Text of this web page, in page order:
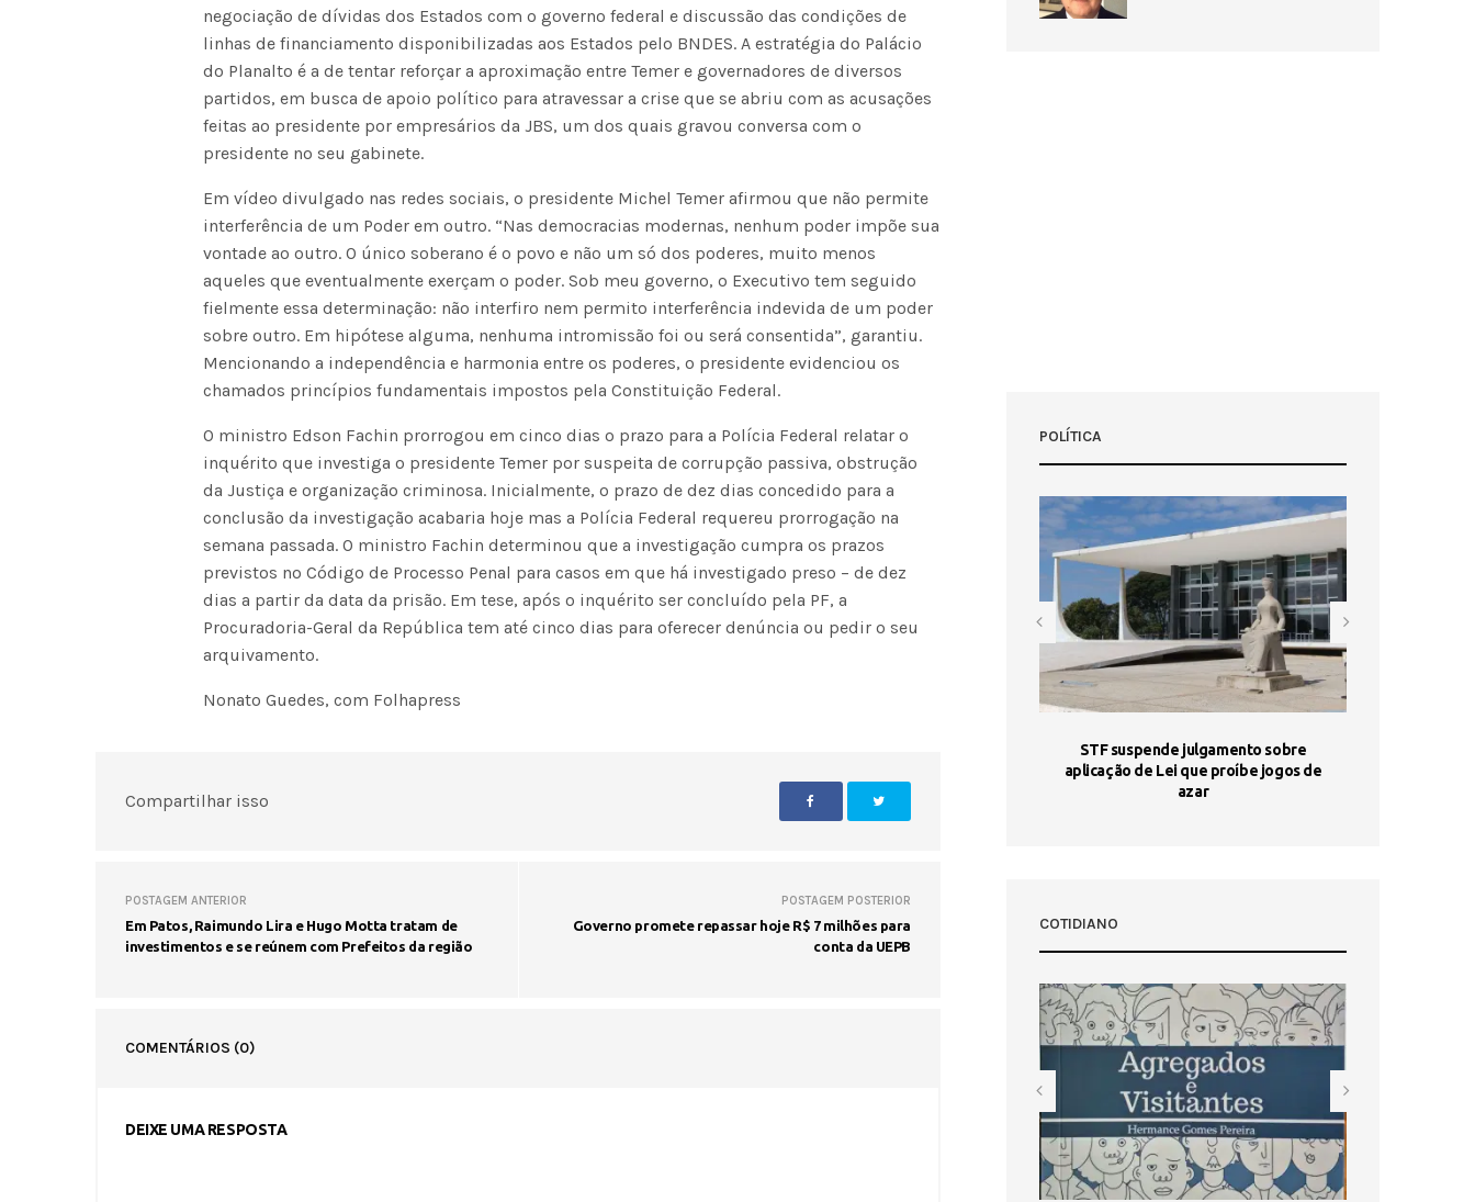
negociação de dívidas dos Estados com o governo federal e discussão das condições de
linhas de financiamento disponibilizadas aos Estados pelo BNDES. A estratégia do Palácio
do Planalto é a de tentar reforçar a aproximação entre Temer e governadores de diversos
partidos, em busca de apoio político para atravessar a crise que se abriu com as acusações
feitas ao presidente por empresários da JBS, um dos quais gravou conversa com o
presidente no seu gabinete.
Em vídeo divulgado nas redes sociais, o presidente Michel Temer afirmou que não permite
interferência de um Poder em outro. “Nas democracias modernas, nenhum poder impõe sua
vontade ao outro. O único soberano é o povo e não um só dos poderes, muito menos
aqueles que eventualmente exerçam o poder. Sob meu governo, o Executivo tem seguido
fielmente essa determinação: não interfiro nem permito interferência indevida de um poder
sobre outro. Em hipótese alguma, nenhuma intromissão foi ou será consentida”, garantiu.
Mencionando a independência e harmonia entre os poderes, o presidente evidenciou os
chamados princípios fundamentais impostos pela Constituição Federal.
O ministro Edson Fachin prorrogou em cinco dias o prazo para a Polícia Federal relatar o
inquérito que investiga o presidente Temer por suspeita de corrupção passiva, obstrução
da Justiça e organização criminosa. Inicialmente, o prazo de dez dias concedido para a
conclusão da investigação acabaria hoje mas a Polícia Federal requereu prorrogação na
semana passada. O ministro Fachin determinou que a investigação cumpra os prazos
previstos no Código de Processo Penal para casos em que há investigado preso – de dez
dias a partir da data da prisão. Em tese, após o inquérito ser concluído pela PF, a
Procuradoria-Geral da República tem até cinco dias para oferecer denúncia ou pedir o seu
arquivamento.
Nonato Guedes, com Folhapress
Compartilhar isso
POSTAGEM ANTERIOR
Em Patos, Raimundo Lira e Hugo Motta tratam de
investimentos e se reúnem com Prefeitos da região
POSTAGEM POSTERIOR
Governo promete repassar hoje R$ 7 milhões para
conta da UEPB
COMENTÁRIOS (0)
DEIXE UMA RESPOSTA
POLÍTICA
Seinfra realiza serviços de tapa-
buraco em quase 50 bairros nesta
STF suspende julgamento sobre
aplicação de Lei que proíbe jogos de
azar
COTIDIANO